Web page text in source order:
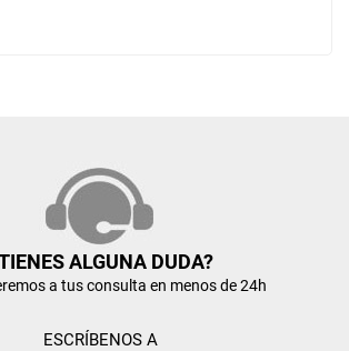
ALGUNA DUDA?
a tus consulta en menos de 24h
ESCRÍBENOS A